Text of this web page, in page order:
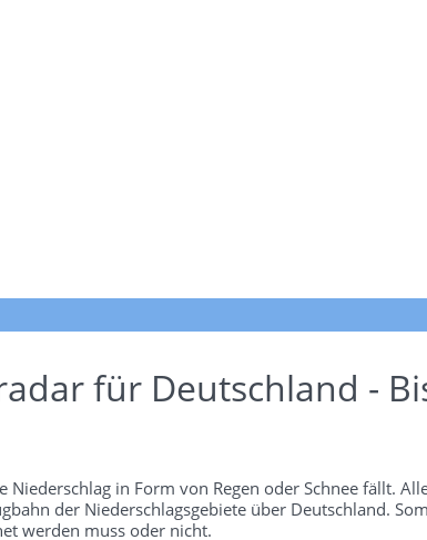
für Deutschland -
in Form von Regen oder Schnee fällt.
der Niederschlagsgebiete über Deutschland.
werden muss oder nicht.